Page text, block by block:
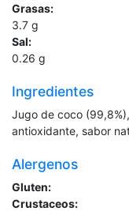
Grasas:
3.7 g
Sal:
0.26 g
Ingredientes
Jugo de coco
antioxidante, sabor
Alergenos
Gluten:
Crustaceos: